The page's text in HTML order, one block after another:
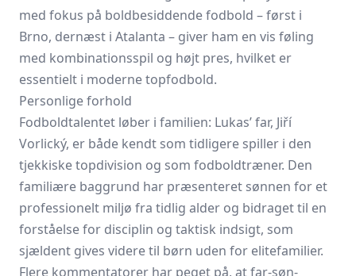
med fokus på boldbesiddende fodbold – først i
Brno, dernæst i Atalanta – giver ham en vis føling
med kombinationsspil og højt pres, hvilket er
essentielt i moderne topfodbold.
Personlige forhold
Fodboldtalentet løber i familien: Lukas’ far, Jiří
Vorlický, er både kendt som tidligere spiller i den
tjekkiske topdivision og som fodboldtræner. Den
familiære baggrund har præsenteret sønnen for et
professionelt miljø fra tidlig alder og bidraget til en
forståelse for disciplin og taktisk indsigt, som
sjældent gives videre til børn uden for elitefamilier.
Flere kommentatorer har peget på, at far-søn-